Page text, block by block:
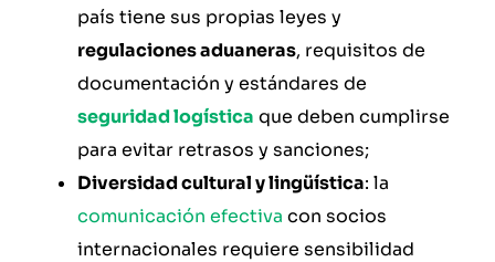
país tiene sus propias leyes y
regulaciones aduaneras, requisitos de
documentación y estándares de
seguridad logística que deben cumplirse
para evitar retrasos y sanciones;
Diversidad cultural y lingüística: la
comunicación efectiva con socios
internacionales requiere sensibilidad